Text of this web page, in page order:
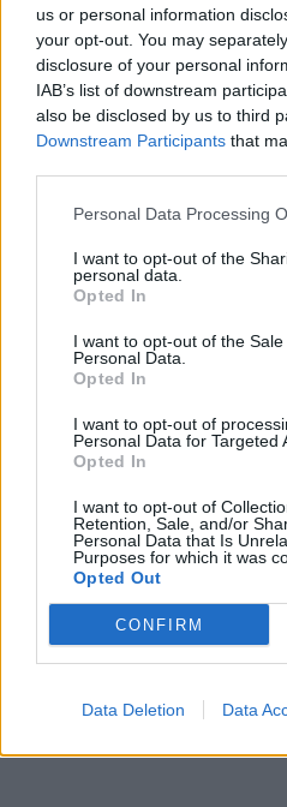
us or personal information
your opt-out. You may
disclosure of your personal
IAB’s list of downstream
also be disclosed by us to third
Downstream Participants that
Personal Data Processing
I want to opt-out of the
personal data.
Opted In
I want to opt-out of the
Personal Data.
Opted In
I want to opt-out of
Personal Data for Targeted
Opted In
I want to opt-out of
Retention, Sale, and/or
Personal Data that Is
Purposes for which it was
Opted Out
CONFIRM
Data Deletion Data
Shtoni peshë vetëm në
zonën e barkut, këto janë
Shtuarmë17.08.2022 10:26
Tags:
ushqime ,